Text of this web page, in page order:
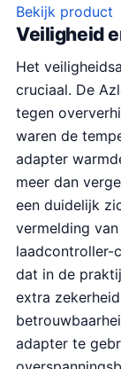
Bekijk product
Veiligheid
Het
cruciaal. De
tegen
waren de
adapter
meer dan
een duidelijk
vermelding
laadcontroller-
dat in de
extra
adapter te